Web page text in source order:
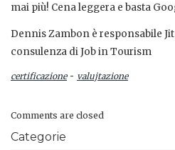
mai più! Cena leggera e basta
Dennis Zambon è responsabile
consulenza di Job in Tourism
certificazione- valujtazione
Comments are closed
Categorie